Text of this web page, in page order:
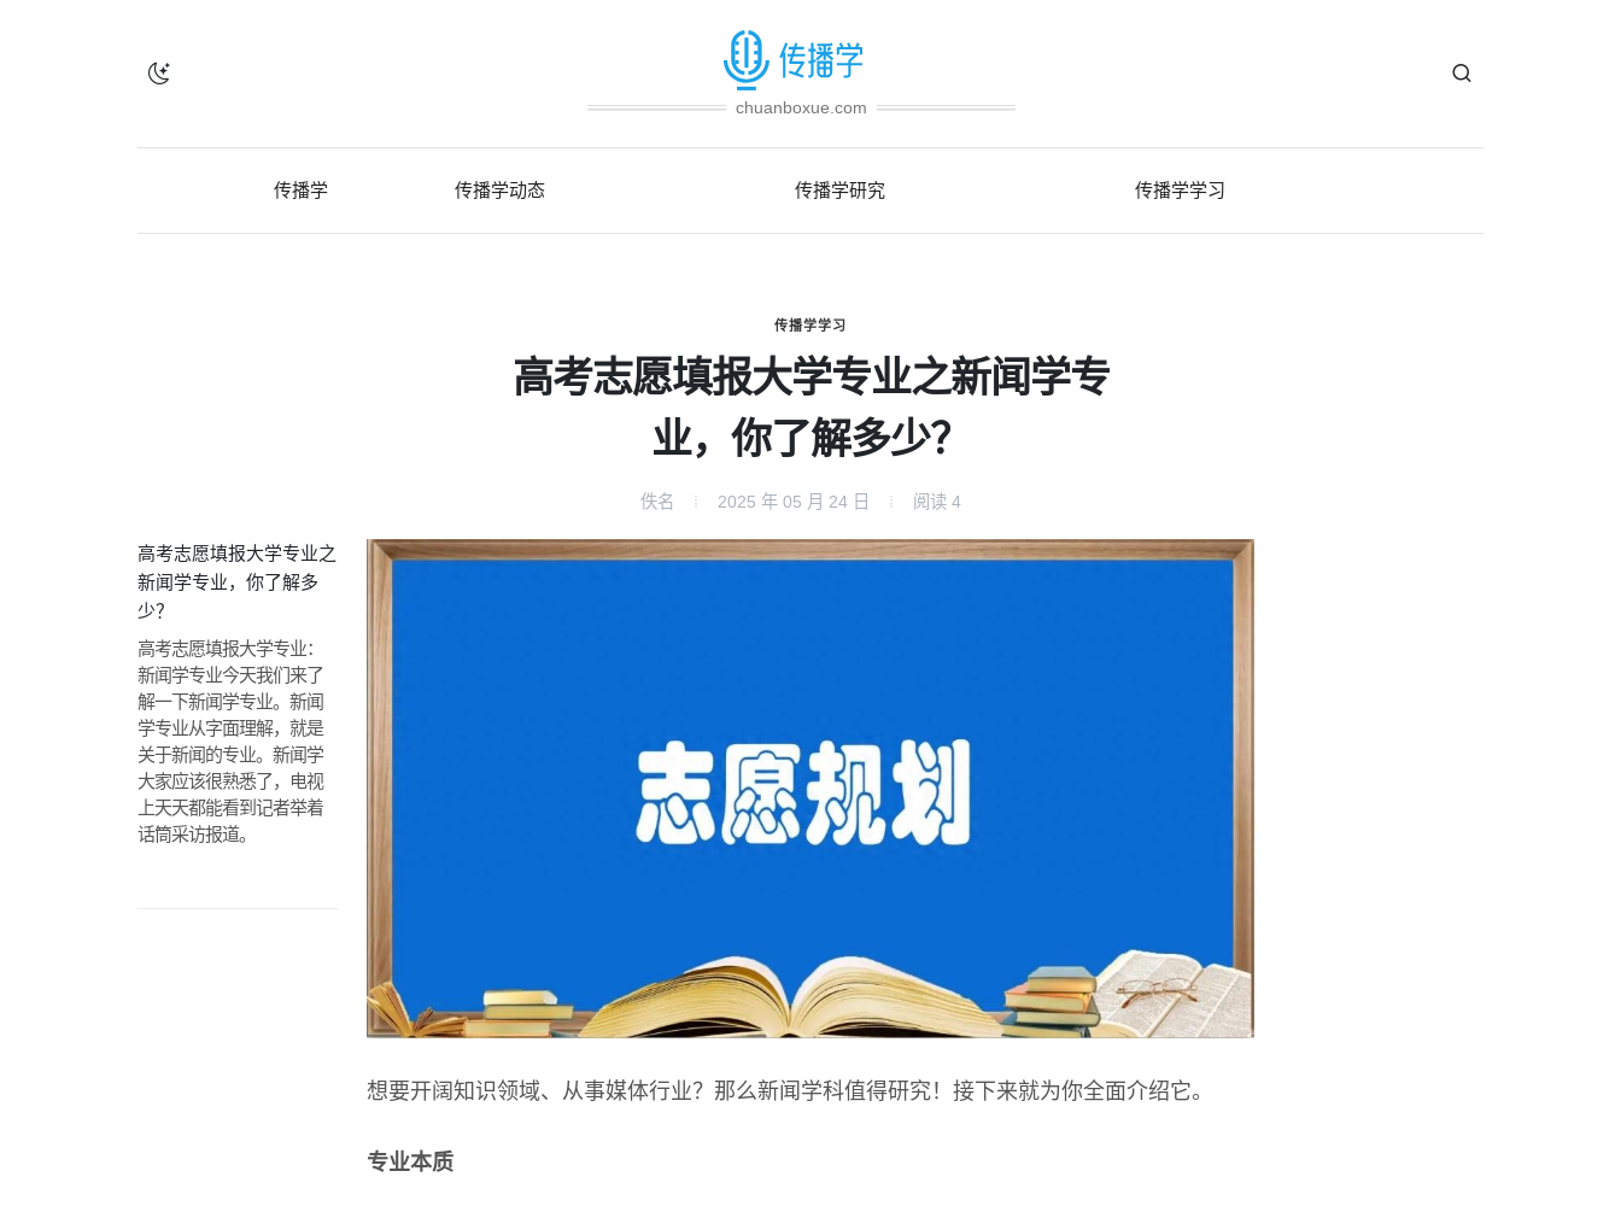
chuanboxue.com
传播学 传播学动态 传播学研究 传播学学习
传播学学习
高考志愿填报大学专业之新闻学专
业，你了解多少？
佚名 2025 年 05 月 24 日 阅读 4
高考志愿填报大学专业之
新闻学专业，你了解多
少？
高考志愿填报大学专业：
新闻学专业今天我们来了
解一下新闻学专业。新闻
学专业从字面理解，就是
关于新闻的专业。新闻学
大家应该很熟悉了，电视
上天天都能看到记者举着
话筒采访报道。
想要开阔知识领域、从事媒体行业？那么新闻学科值得研究！接下来就为你全面介绍它。
专业本质